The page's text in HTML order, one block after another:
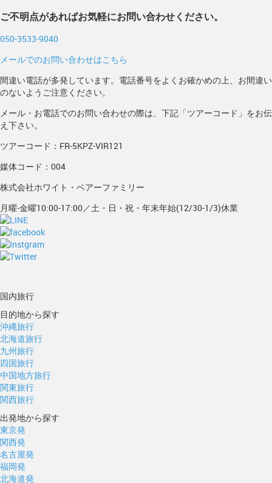
ご不明点があればお気軽にお問い合わせください。
050-3533-9040
メールでのお問い合わせはこちら
間違い電話が多発しています。電話番号をよくお確かめの上、お間違い
のないようご注意ください。
メール・お電話でのお問い合わせの際は、下記「ツアーコード」をお伝
え下さい。
ツアーコード：FR-5KPZ-VIR121
媒体コード：004
株式会社ホワイト・ベアーファミリー
月曜-金曜10:00-17:00／土・日・祝・年末年始(12/30-1/3)休業
国内旅行
目的地から探す
沖縄旅行
北海道旅行
九州旅行
四国旅行
中国地方旅行
関東旅行
関西旅行
出発地から探す
東京発
関西発
名古屋発
福岡発
北海道発